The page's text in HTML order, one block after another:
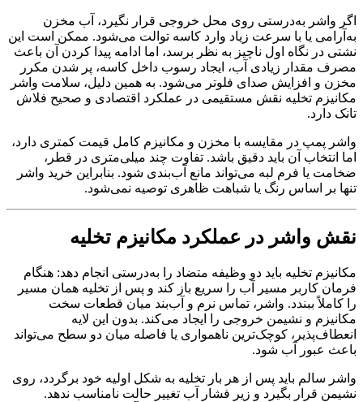
اگر واشر به‌درستی روی محل خروجی قرار نگیرد، آب مخزن
به‌آرامی یا با سرعت زیاد وارد کاسه توالت می‌شود. ممکن است این
نشتی در نگاه اول ناچیز به نظر برسد، اما ادامه پیدا کردن آن باعث
مصرف مقدار زیادی آب، ایجاد رسوب داخل کاسه، پر شدن مکرر
مخزن و افزایش صدای فلوتر می‌شود. به همین دلیل، سلامت واشر
مکانیزم تخلیه نقش مستقیمی در عملکرد اقتصادی و صحیح فلاش
تانک دارد.
واشر پمپ در مقایسه با مخزن و مکانیزم کامل قیمت کمتری دارد،
اما انتخاب آن باید دقیق باشد. تفاوت چند میلی‌متری در قطر،
ضخامت یا فرم لبه می‌تواند مانع آب‌بندی شود. بنابراین خرید واشر
تنها بر اساس رنگ یا شباهت ظاهری توصیه نمی‌شود.
نقش واشر در عملکرد مکانیزم تخلیه
مکانیزم تخلیه باید دو وظیفه متضاد را به‌درستی انجام دهد: هنگام
فرمان کاربر مسیر آب را سریع باز کند و پس از تخلیه همان مسیر
را کاملاً ببندد. واشر، تماس نرم و آب‌بند میان قطعات سخت
مکانیزم و نشیمن خروجی را ایجاد می‌کند. بدون این لایه
انعطاف‌پذیر، کوچک‌ترین ناهمواری یا فاصله میان دو سطح می‌تواند
باعث عبور آب شود.
واشر سالم باید پس از هر بار تخلیه به شکل اولیه خود برگردد، روی
نشیمن قرار بگیرد و زیر فشار آب تغییر حالت نامناسب ندهد.